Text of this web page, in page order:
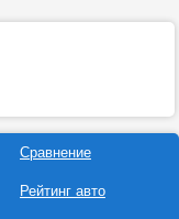
Сравнение
Рейтинг авто